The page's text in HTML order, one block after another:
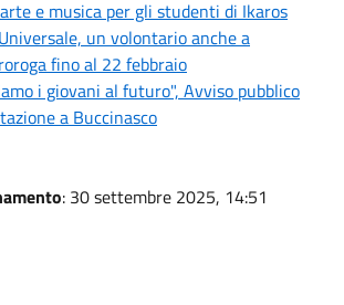
e musica per gli studenti di Ikaros
un volontario anche a
fino al 22 febbraio
i giovani al futuro", Avviso pubblico
a Buccinasco
: 30 settembre 2025, 14:51